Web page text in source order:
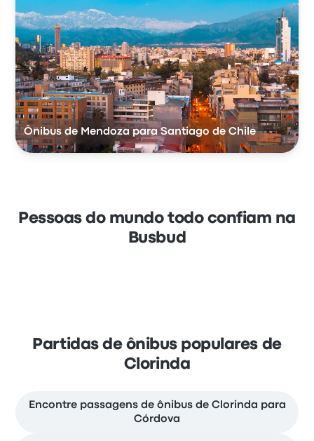
Ônibus de Mendoza para Santiago de Chile
Pessoas do mundo todo confiam na
Busbud
Partidas de ônibus populares de
Clorinda
Encontre passagens de ônibus de Clorinda para
Córdova